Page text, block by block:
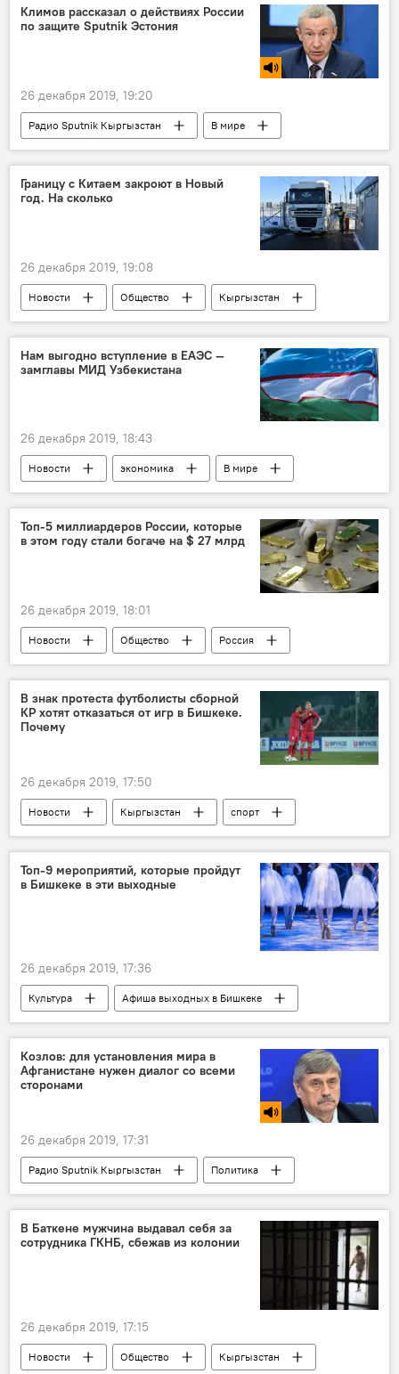
Sputnik
Климов рассказал о действиях России
по защите Sputnik Эстония
26 декабря 2019, 19:20
Радио Sputnik Кыргызстан
В мире
Политика
Россия
Эстония
журналист
профессия
давление
санкции
Границу с Китаем закроют в Новый
год. На сколько
26 декабря 2019, 19:08
Новости Общество
Кыргызстан
Азия
В мире
Китай
Нам выгодно вступление в ЕАЭС —
замглавы МИД Узбекистана
26 декабря 2019, 18:43
Новости экономика
В мире
Узбекистан
ЕАЭС вступление
Топ-5 миллиардеров России, которые
в этом году стали богаче на $ 27 млрд
26 декабря 2019, 18:01
Новости Общество
Россия
В мире
Forbes
миллиардеры
рейтинг
В знак протеста футболисты сборной
КР хотят отказаться от игр в Бишкеке.
Почему
26 декабря 2019, 17:50
Новости Кыргызстан
спорт
Валерий Кичин
футбол
Топ-9 мероприятий, которые пройдут
в Бишкеке в эти выходные
26 декабря 2019, 17:36
Культура
Афиша выходных в Бишкеке
Новости
Общество
Кыргызстан
мероприятия
выходные
Бишкек
Афиша
Козлов: для установления мира в
Афганистане нужен диалог со всеми
сторонами
26 декабря 2019, 17:31
Радио Sputnik Кыргызстан
Политика
В мире
США
Афганистан
переговоры
Россия
В Баткене мужчина выдавал себя за
сотрудника ГКНБ, сбежав из колонии
26 декабря 2019, 17:15
Новости Общество
Кыргызстан